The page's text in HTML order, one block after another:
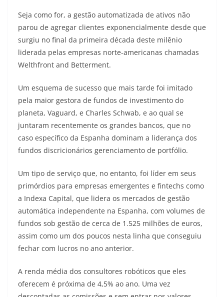
Seja como for, a gestão automatizada de ativos não
parou de agregar clientes exponencialmente desde que
surgiu no final da primeira década deste milênio
liderada pelas empresas norte-americanas chamadas
Welthfront and Betterment.
Um esquema de sucesso que mais tarde foi imitado
pela maior gestora de fundos de investimento do
planeta, Vaguard, e Charles Schwab, e ao qual se
juntaram recentemente os grandes bancos, que no
caso específico da Espanha dominam a liderança dos
fundos discricionários gerenciamento de portfólio.
Um tipo de serviço que, no entanto, foi líder em seus
primórdios para empresas emergentes e fintechs como
a Indexa Capital, que lidera os mercados de gestão
automática independente na Espanha, com volumes de
fundos sob gestão de cerca de 1.525 milhões de euros,
assim como um dos poucos nesta linha que conseguiu
fechar com lucros no ano anterior.
A renda média dos consultores robóticos que eles
oferecem é próxima de 4,5% ao ano. Uma vez